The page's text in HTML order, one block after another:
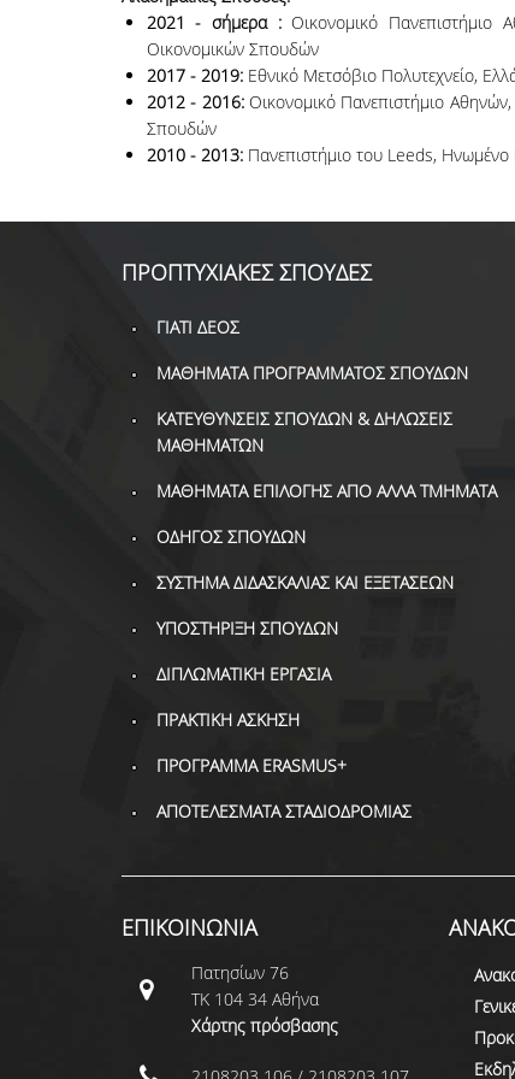
2021 - σήμερα : Οικονομικό
Οικονομικών Σπουδών
2017 - 2019: Εθνικό Μετσόβιο Πολυτεχνείο,
2012 - 2016:Οικονομικό Πανεπιστήμιο
Σπουδών
2010 - 2013:Πανεπιστήμιο του Leeds, Ηνωμένο
ΠΡΟΠΤΥΧΙΑΚΕΣ ΣΠΟΥΔΕΣ
ΓΙΑΤΙ ΔΕΟΣ
ΜΑΘΗΜΑΤΑ ΠΡΟΓΡΑΜΜΑΤΟΣ ΣΠΟΥΔΩΝ
ΚΑΤΕΥΘΥΝΣΕΙΣ ΣΠΟΥΔΩΝ & ΔΗΛΩΣΕΙΣ
ΜΑΘΗΜΑΤΩΝ
ΜΑΘΗΜΑΤΑ ΕΠΙΛΟΓΗΣ ΑΠΟ ΑΛΛΑ ΤΜΗΜΑΤΑ
ΟΔΗΓΟΣ ΣΠΟΥΔΩΝ
ΣΥΣΤΗΜΑ ΔΙΔΑΣΚΑΛΙΑΣ ΚΑΙ ΕΞΕΤΑΣΕΩΝ
ΥΠΟΣΤΗΡΙΞΗ ΣΠΟΥΔΩΝ
ΔΙΠΛΩΜΑΤΙΚΗ ΕΡΓΑΣΙΑ
ΠΡΑΚΤΙΚΗ ΑΣΚΗΣΗ
ΠΡΟΓΡΑΜΜΑ ERASMUS+
ΑΠΟΤΕΛΕΣΜΑΤΑ ΣΤΑΔΙΟΔΡΟΜΙΑΣ
ΕΠΙΚΟΙΝΩΝΙΑ
Πατησίων 76
ΤΚ 104 34 Αθήνα
Χάρτης πρόσβασης